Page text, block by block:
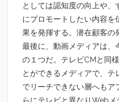
としては認知度の向上や、
にプロモートしたい内容を
果を発揮する。潜在顧客の
最後に、動画メディアは、
の１つだ。テレビCMと同
とができるメディアで、テ
でリーチできない層へもア